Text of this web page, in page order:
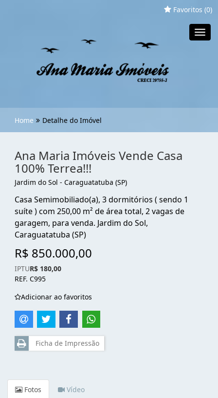
Favoritos (0)
Home Detalhe do Imóvel
Ana Maria Imóveis Vende Casa
100% Terrea!!!
Jardim do Sol - Caraguatatuba (SP)
Casa Semimobiliado(a), 3 dormitórios ( sendo 1
suíte ) com 250,00 m² de área total, 2 vagas de
garagem, para venda. Jardim do Sol,
Caraguatatuba (SP)
R$ 850.000,00
IPTUR$ 180,00
REF. C995
Adicionar ao favoritos
Ficha de Impressão
Fotos Vídeo